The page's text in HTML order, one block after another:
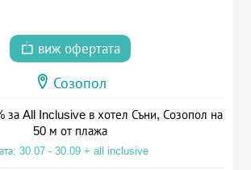
виж офертата
Созопол
за All Inclusive в хотел Съни, Созопол на
50 м от плажа
30.07 - 30.09 + all inclusive